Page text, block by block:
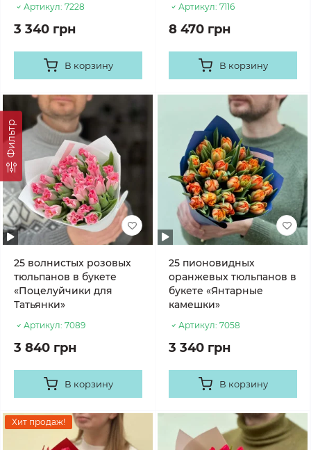
Фильтр
Артикул: 7228
3 340 грн
В корзину
Артикул: 7116
8 470 грн
В корзину
25 волнистых розовых
тюльпанов в букете
«Поцелуйчики для
Татьянки»
Артикул: 7089
3 840 грн
В корзину
25 пионовидных
оранжевых тюльпанов в
букете «Янтарные
камешки»
Артикул: 7058
3 340 грн
В корзину
Хит продаж!